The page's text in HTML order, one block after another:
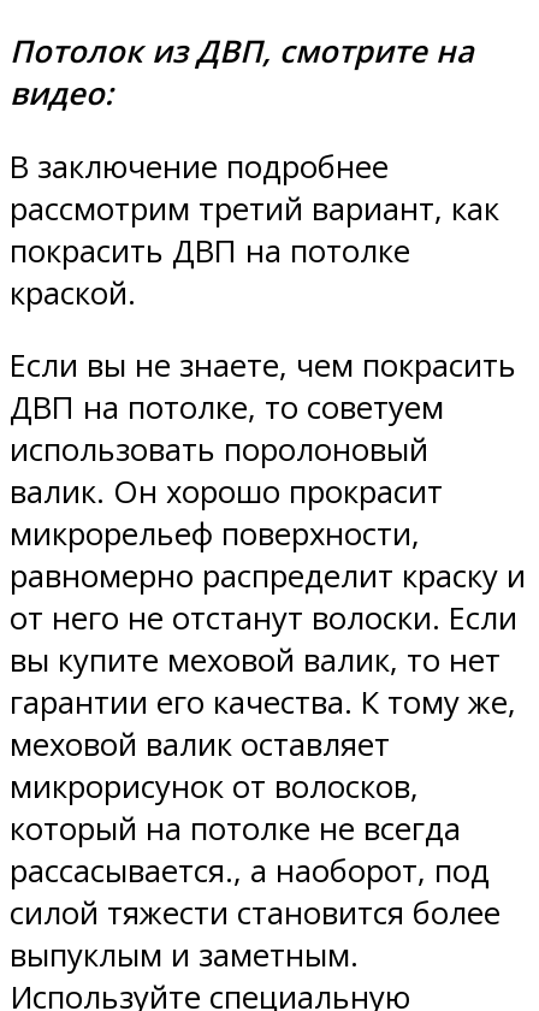
Потолок из ДВП, смотрите на
видео:
В заключение подробнее
рассмотрим третий вариант, как
покрасить ДВП на потолке
краской.
Если вы не знаете, чем покрасить
ДВП на потолке, то советуем
использовать поролоновый
валик. Он хорошо прокрасит
микрорельеф поверхности,
равномерно распределит краску и
от него не отстанут волоски. Если
вы купите меховой валик, то нет
гарантии его качества. К тому же,
меховой валик оставляет
микрорисунок от волосков,
который на потолке не всегда
рассасывается., а наоборот, под
силой тяжести становится более
выпуклым и заметным.
Используйте специальную